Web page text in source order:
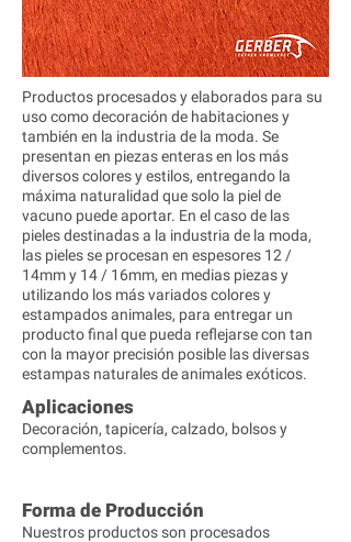
Productos procesados ​​y elaborados para su
uso como decoración de habitaciones y
también en la industria de la moda. Se
presentan en piezas enteras en los más
diversos colores y estilos, entregando la
máxima naturalidad que solo la piel de
vacuno puede aportar. En el caso de las
pieles destinadas a la industria de la moda,
las pieles se procesan en espesores 12 /
14mm y 14 / 16mm, en medias piezas y
utilizando los más variados colores y
estampados animales, para entregar un
producto final que pueda reflejarse con tan
con la mayor precisión posible las diversas
estampas naturales de animales exóticos.
Aplicaciones
Decoración, tapicería, calzado, bolsos y
complementos.
Forma de Producción
Nuestros productos son procesados ​​